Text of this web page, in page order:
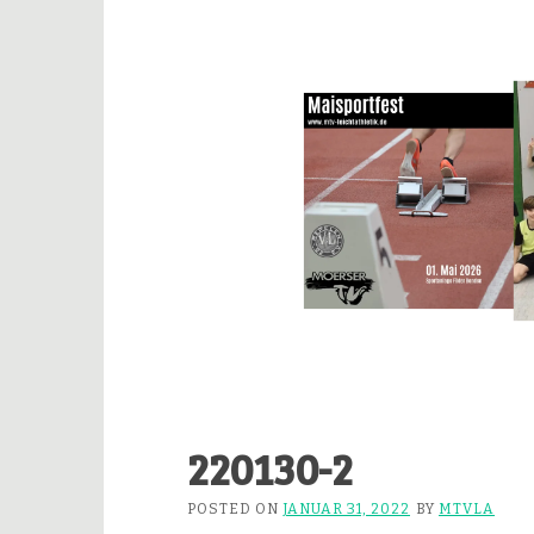
220130-2
POSTED ON JANUAR 31, 2022 BY MTVLA